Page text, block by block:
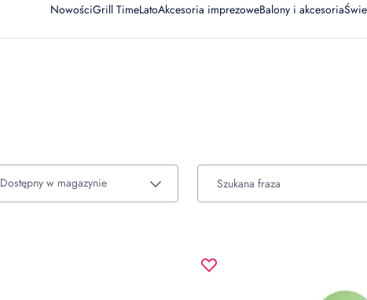
NowościGrill TimeLatoAkcesoria imprezoweBalony i akcesoria
Dostępny w magazynie
Szukana fraza